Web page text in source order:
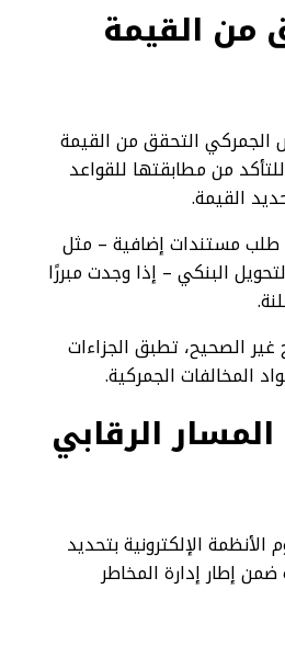
من القيمة
الجمركي التحقق من القيمة
من مطابقتها للقواعد
القيمة.
طلب مستندات إضافية – مثل
البنكي – إذا وجدت مبررًا
الصحيح، تطبق الجزاءات
المخالفات الجمركية.
المسار الرقابي
الإلكترونية بتحديد
إطار إدارة المخاطر